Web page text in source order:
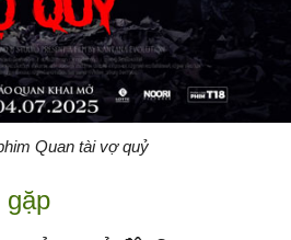
Quan tài vợ quỷ
gặp